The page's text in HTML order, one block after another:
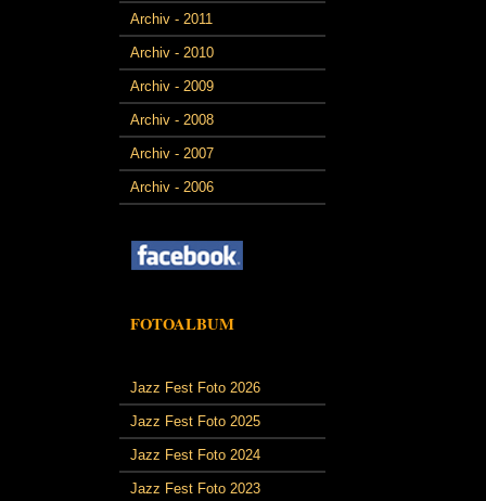
Archiv - 2011
Archiv - 2010
Archiv - 2009
Archiv - 2008
Archiv - 2007
Archiv - 2006
FOTOALBUM
Jazz Fest Foto 2026
Jazz Fest Foto 2025
Jazz Fest Foto 2024
Jazz Fest Foto 2023